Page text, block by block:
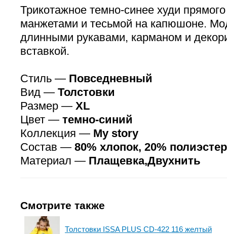
Трикотажное темно-синее худи
манжетами и тесьмой на капюшоне.
длинными рукавами, карманом и
вставкой.
Стиль — Повседневный
Вид — Толстовки
Размер — XL
Цвет — темно-синий
Коллекция — My story
Состав — 80% хлопок, 20% полиэстер
Материал — Плащевка,Двухнить
Смотрите также
Толстовки ISSA PLUS CD-422 116 желтый